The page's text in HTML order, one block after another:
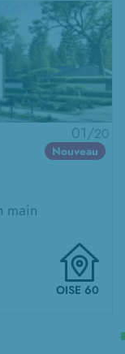
01/20
Nouveau
main
OISE 60